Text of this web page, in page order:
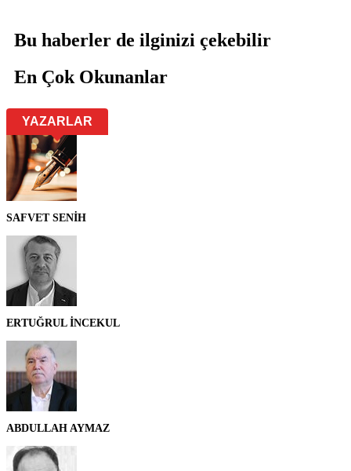
Bu haberler de ilginizi çekebilir
En Çok Okunanlar
YAZARLAR
SAFVET SENİH
ERTUĞRUL İNCEKUL
ABDULLAH AYMAZ